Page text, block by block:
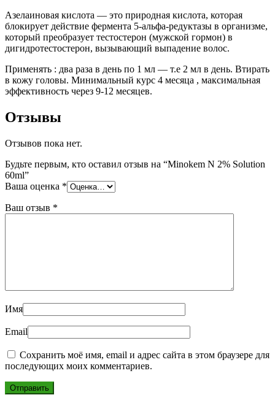
Азелаиновая кислота — это природная кислота, которая
блокирует действие фермента 5-альфа-редуктазы в организме,
который преобразует тестостерон (мужской гормон) в
дигидротестостерон, вызывающий выпадение волос.
Применять : два раза в день по 1 мл — т.е 2 мл в день. Втирать
в кожу головы. Минимальный курс 4 месяца , максимальная
эффективность через 9-12 месяцев.
Отзывы
Отзывов пока нет.
Будьте первым, кто оставил отзыв на “Minokem N 2% Solution
60ml”
Ваша оценка *
Ваш отзыв *
Имя
Email
Сохранить моё имя, email и адрес сайта в этом браузере для
последующих моих комментариев.